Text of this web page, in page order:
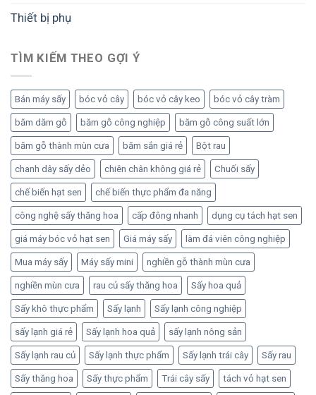
Thiết bị phụ
TÌM KIẾM THEO GỢI Ý
Bán máy sấy bóc vỏ cây bóc vỏ cây keo bóc vỏ cây tràm
băm dăm gỗ băm gỗ công nghiệp băm gỗ công suất lớn
băm gỗ thành mùn cưa băm sắn giá rẻ Bột rau
chanh dây sấy dẻo chiên chân không giá rẻ Chuối sấy
chế biến hạt sen chế biến thực phẩm đa năng
công nghệ sấy thăng hoa cấp đông nhanh dụng cụ tách hạt sen
giá máy bóc vỏ hạt sen Giá máy sấy làm đá viên công nghiệp
Mua máy sấy Máy sấy mini nghiền gỗ thành mùn cưa
nghiền mùn cưa rau củ sấy thăng hoa Sấy hoa quả
Sấy khô thực phẩm Sấy lạnh Sấy lạnh công nghiệp
sấy lạnh giá rẻ Sấy lạnh hoa quả sấy lạnh nông sản
Sấy lạnh rau củ Sấy lạnh thực phẩm Sấy lạnh trái cây Sấy rau
Sấy thăng hoa Sấy thực phẩm Trái cây sấy tách vỏ hạt sen